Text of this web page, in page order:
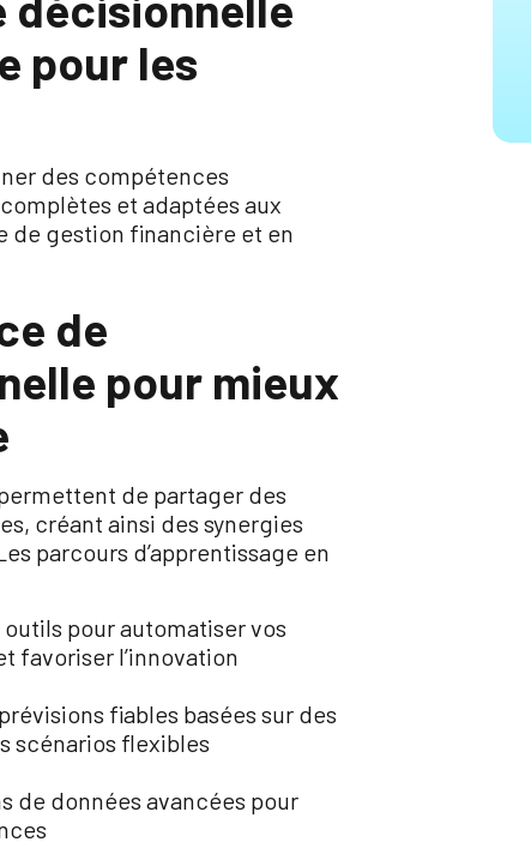
pour les
des compétences
et adaptées aux
de gestion financière et en
de
pour mieux
de partager des
créant ainsi des synergies
parcours d’apprentissage en
pour automatiser vos
favoriser l’innovation
fiables basées sur des
scénarios flexibles
de données avancées pour